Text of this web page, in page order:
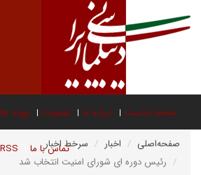
صفحه نخست درباره ما عضویت پیوند ها
تماس با ما RSS صفحه‌اصلی اخبار
سرخط اخبار
رئیس دوره ای شورای امنیت انتخاب شد